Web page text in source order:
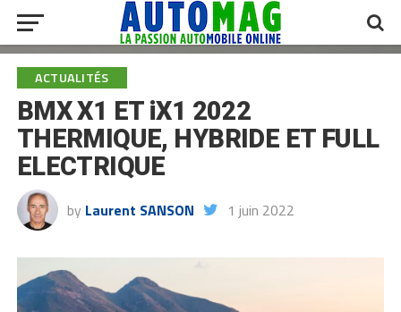
ACTUALITÉS
BMX X1 ET iX1 2022
THERMIQUE, HYBRIDE ET FULL
ELECTRIQUE
by Laurent SANSON 1 juin 2022